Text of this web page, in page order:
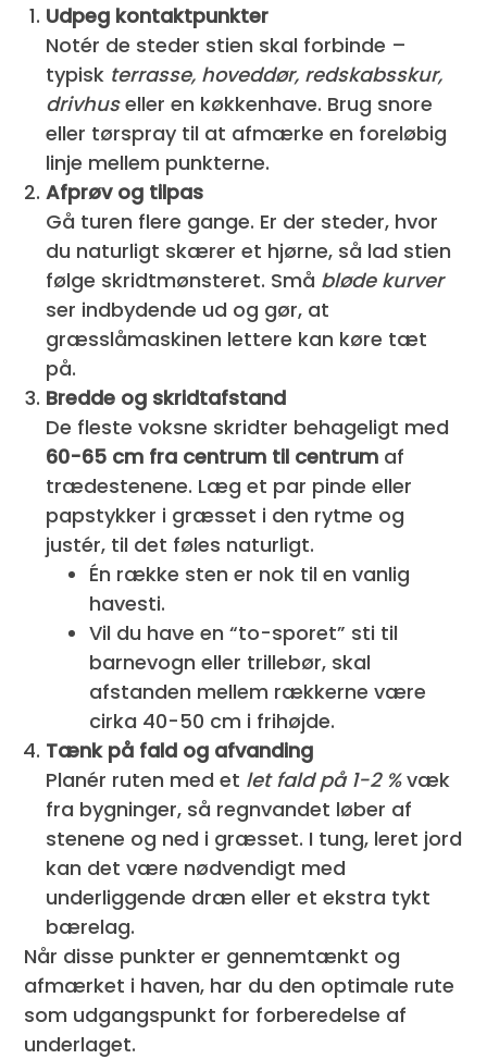
Udpeg kontaktpunkter
Notér de steder stien skal forbinde –
typisk terrasse, hoveddør, redskabsskur,
drivhuseller en køkkenhave. Brug snore
eller tørspray til at afmærke en foreløbig
linje mellem punkterne.
Afprøv og tilpas
Gå turen flere gange. Er der steder, hvor
du naturligt skærer et hjørne, så lad stien
følge skridtmønsteret. Små bløde kurver
ser indbydende ud og gør, at
græsslåmaskinen lettere kan køre tæt
på.
Bredde og skridtafstand
De fleste voksne skridter behageligt med
60-65 cm fra centrum til centrum af
trædestenene. Læg et par pinde eller
papstykker i græsset i den rytme og
justér, til det føles naturligt.
Én række sten er nok til en vanlig
havesti.
Vil du have en “to-sporet” sti til
barnevogn eller trillebør, skal
afstanden mellem rækkerne være
cirka 40-50 cm i frihøjde.
Tænk på fald og afvanding
Planér ruten med et let fald på 1-2 %væk
fra bygninger, så regnvandet løber af
stenene og ned i græsset. I tung, leret jord
kan det være nødvendigt med
underliggende dræn eller et ekstra tykt
bærelag.
Når disse punkter er gennemtænkt og
afmærket i haven, har du den optimale rute
som udgangspunkt for forberedelse af
underlaget.